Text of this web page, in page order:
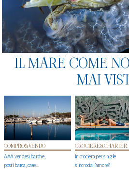
IL MARE COME
MAI
COMPRO&VENDO
AAA vendesi barche,
posti barca, case…
CROCIERE&CHARTER
In crociera per single
s'incrocia l’amore?